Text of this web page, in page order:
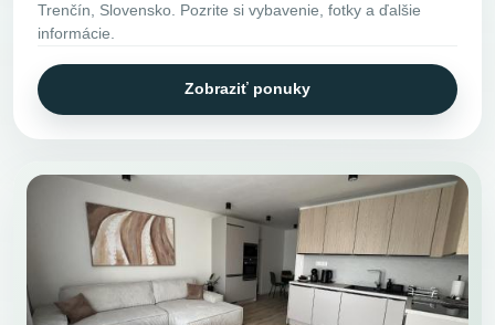
Trenčín, Slovensko. Pozrite si vybavenie, fotky a ďalšie
informácie.
Zobraziť ponuky